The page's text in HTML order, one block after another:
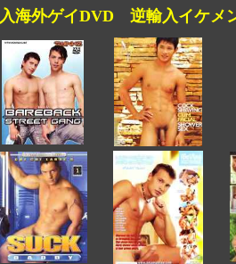
海外ゲイDVD 逆輸入イケ